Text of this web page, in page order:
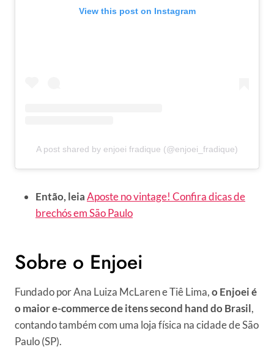
View this post on Instagram
A post shared by enjoei fradique (@enjoei_fradique)
Então, leiaAposte no vintage! Confira dicas de
brechós em São Paulo
Sobre o Enjoei
Fundado por Ana Luiza McLaren e Tiê Lima,o Enjoei é
o maior e-commerce de itens second hand do Brasil,
contando também com uma loja física na cidade de São
Paulo (SP).